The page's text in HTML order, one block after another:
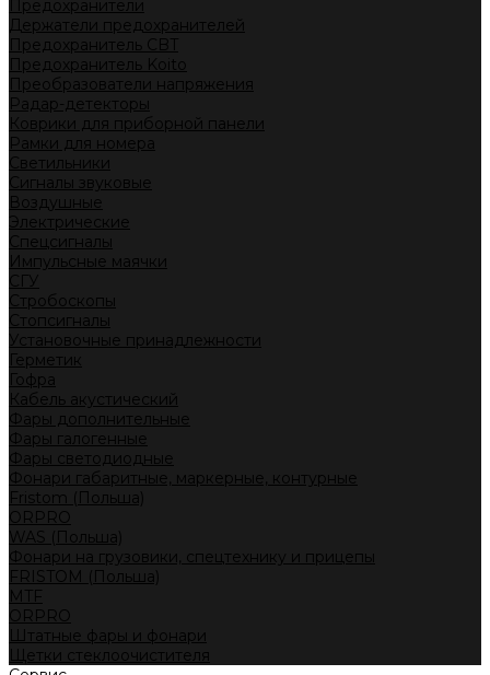
Предохранители
Держатели предохранителей
Предохранитель CBT
Предохранитель Koito
Преобразователи напряжения
Радар-детекторы
Коврики для приборной панели
Рамки для номера
Светильники
Сигналы звуковые
Воздушные
Электрические
Спецсигналы
Импульсные маячки
СГУ
Стробоскопы
Стопсигналы
Установочные принадлежности
Герметик
Гофра
Кабель акустический
Фары дополнительные
Фары галогенные
Фары светодиодные
Фонари габаритные, маркерные, контурные
Fristom (Польша)
ORPRO
WAS (Польша)
Фонари на грузовики, спецтехнику и прицепы
FRISTOM (Польша)
MTF
ORPRO
Штатные фары и фонари
Щетки стеклоочистителя